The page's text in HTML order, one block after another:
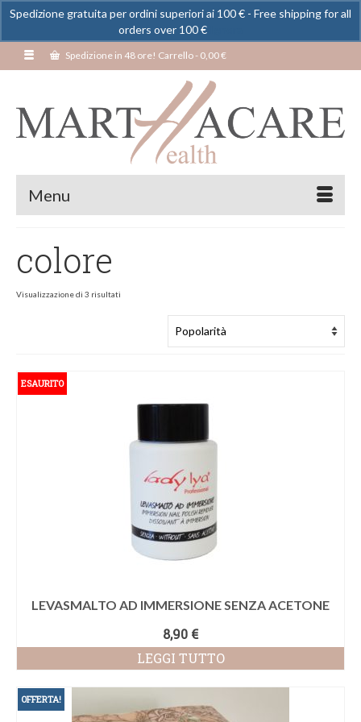
Spedizione in 48 ore! Carrello- 0,00€
Menu
colore
Visualizzazione di 3 risultati
ESAURITO
LEVASMALTO AD IMMERSIONE SENZA ACETONE
8,90 €
LEGGI TUTTO
OFFERTA!
Spedizione gratuita per ordini superiori ai 100 € - Free shipping for all
orders over 100 €